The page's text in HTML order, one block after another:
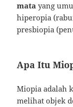
mata yang
hiperopia
presbiopia
Apa Itu
Miopia adalah
melihat objek